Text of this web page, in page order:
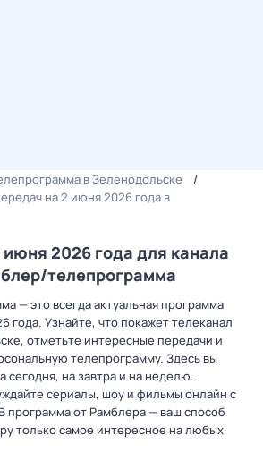
в Зеленодольске
на 2 июня 2026 года в
2026 года для канала
телепрограмма
— это всегда актуальная программа
года. Узнайте, что покажет телеканал
отметьте интересные передачи и
телепрограмму. Здесь вы
сегодня, на завтра и на неделю.
сериалы, шоу и фильмы онлайн с
программа от Рамблера — ваш способ
только самое интересное на любых